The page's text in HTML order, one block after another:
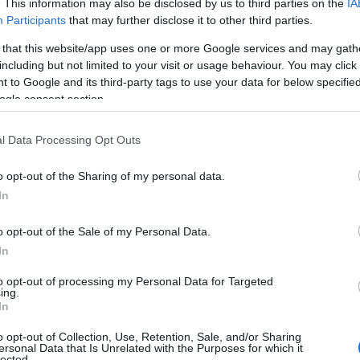
This information may also be disclosed by us to third parties on the
Participants that may further disclose it to other third parties.
that this website/app uses one or more Google services and may
but not limited to your visit or usage behaviour. You may
to Google and its third-party tags to use your data for below
consent section.
Data Processing Opt Outs
opt-out of the Sharing of my personal data.
opt-out of the Sale of my Personal Data.
opt-out of processing my Personal Data for Targeted
opt-out of Collection, Use, Retention, Sale, and/or Sharing
Data that Is Unrelated with the Purposes for which it
σημαντικά οι παρεχόμενες υπηρεσίες
σε μια ιδιαιτέρως δύσκολη
εργασίας και υπολειμμάτων κλαδεμάτων,